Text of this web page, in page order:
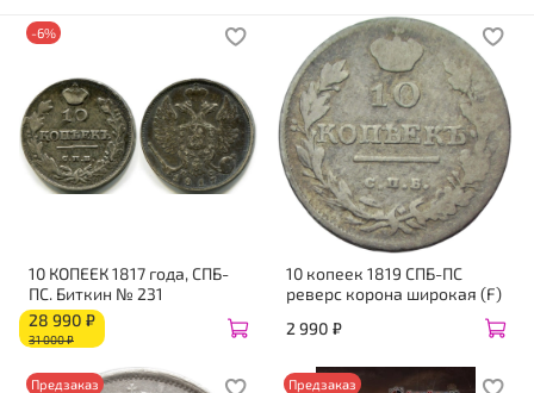
-6%
10 КОПЕЕК 1817 года, СПБ-
ПС. Биткин № 231
28 990 ₽
31 000 ₽
10 копеек 1819 СПБ-ПС
реверс корона широкая (F)
2 990 ₽
Предзаказ Предзаказ